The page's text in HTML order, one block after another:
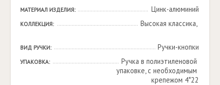
МАТЕРИАЛ ИЗДЕЛИЯ: Цинк-алюминий
КОЛЛЕКЦИЯ: Высокая классика,
ВИД РУЧКИ: Ручки-кнопки
УПАКОВКА:
Ручка в полиэтиленовой
упаковке, с необходимым
крепежом 4*22